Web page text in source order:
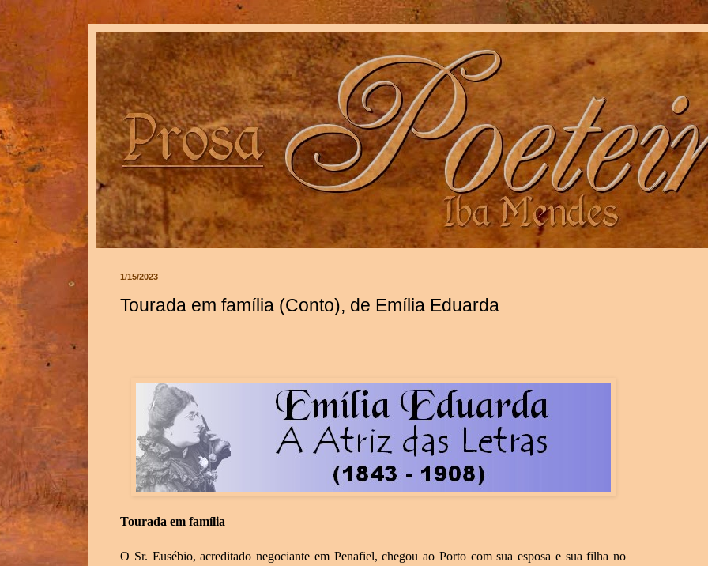
1/15/2023
Tourada em família (Conto), de Emília Eduarda
Tourada em família
O Sr. Eusébio, acreditado negociante em Penafiel, chegou ao Porto com sua esposa e sua filha no